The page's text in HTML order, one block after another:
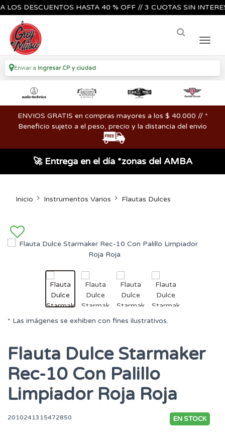
DESCUENTOS HASTA 40 % OFF // 3 CUOTAS SIN
Enviar a Ingresar CP y ciudad
ENVIOS GRATIS en compras mayores a los $ 40.000 // *
Beneficio sujeto a el peso, precio y la distancia del envío
🚀 Entrega en el día *zonas del AMBA
Inicio Instrumentos Varios Flautas Dulces
* Las imágenes se exhiben con fines ilustrativos.
Flauta Dulce Starmaker
Rec-10 Con Palillo
Limpiador Roja Roja
2010241315472850 EN STOCK